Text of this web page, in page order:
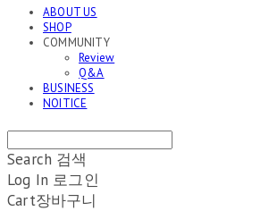
ABOUT US
SHOP
COMMUNITY
Review
Q&A
BUSINESS
NOITICE
Search 검색
Log In 로그인
Cart장바구니